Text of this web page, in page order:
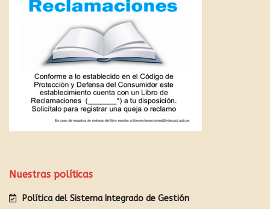
Nuestras políticas
Política del Sistema Integrado de Gestión